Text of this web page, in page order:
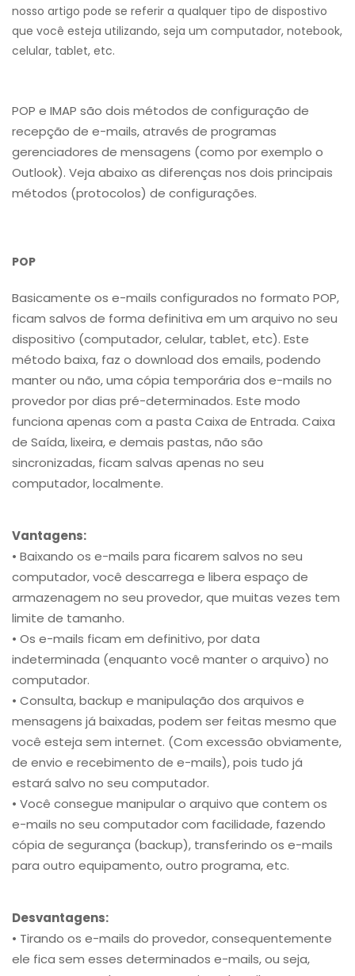
nosso artigo pode se referir a qualquer tipo de dispostivo
que você esteja utilizando, seja um computador, notebook,
celular, tablet, etc.
POP e IMAP são dois métodos de configuração de
recepção de e-mails, através de programas
gerenciadores de mensagens (como por exemplo o
Outlook). Veja abaixo as diferenças nos dois principais
métodos (protocolos) de configurações.
POP
Basicamente os e-mails configurados no formato POP,
ficam salvos de forma definitiva em um arquivo no seu
dispositivo (computador, celular, tablet, etc). Este
método baixa, faz o download dos emails, podendo
manter ou não, uma cópia temporária dos e-mails no
provedor por dias pré-determinados. Este modo
funciona apenas com a pasta Caixa de Entrada. Caixa
de Saída, lixeira, e demais pastas, não são
sincronizadas, ficam salvas apenas no seu
computador, localmente.
Vantagens:
• Baixando os e-mails para ficarem salvos no seu
computador, você descarrega e libera espaço de
armazenagem no seu provedor, que muitas vezes tem
limite de tamanho.
• Os e-mails ficam em definitivo, por data
indeterminada (enquanto você manter o arquivo) no
computador.
• Consulta, backup e manipulação dos arquivos e
mensagens já baixadas, podem ser feitas mesmo que
você esteja sem internet. (Com excessão obviamente,
de envio e recebimento de e-mails), pois tudo já
estará salvo no seu computador.
• Você consegue manipular o arquivo que contem os
e-mails no seu computador com facilidade, fazendo
cópia de segurança (backup), transferindo os e-mails
para outro equipamento, outro programa, etc.
Desvantagens:
• Tirando os e-mails do provedor, consequentemente
ele fica sem esses determinados e-mails, ou seja,